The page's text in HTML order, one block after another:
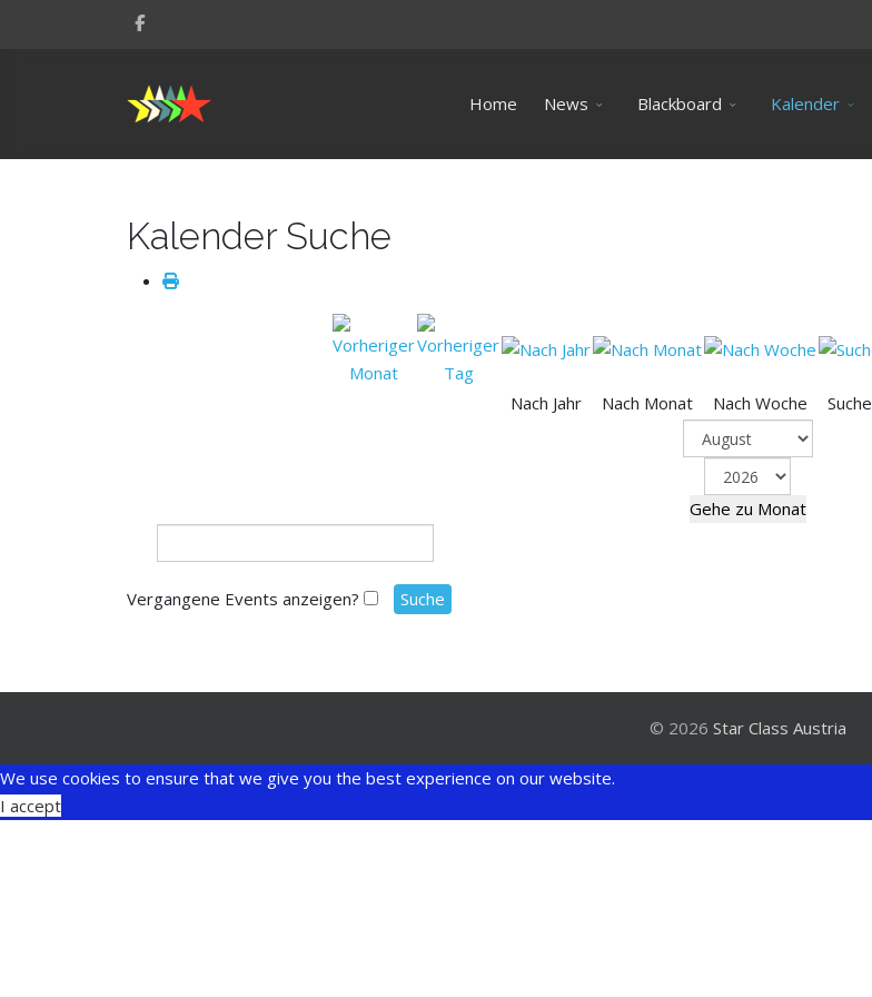
Home News Blackboard Kalender
Kalender Suche
Nach Jahr Nach Monat Nach Woche Suche
Gehe zu Monat
Vergangene Events anzeigen?
© 2026 Star Class Austria
We use cookies to ensure that we give you the best experience on our website.
I accept